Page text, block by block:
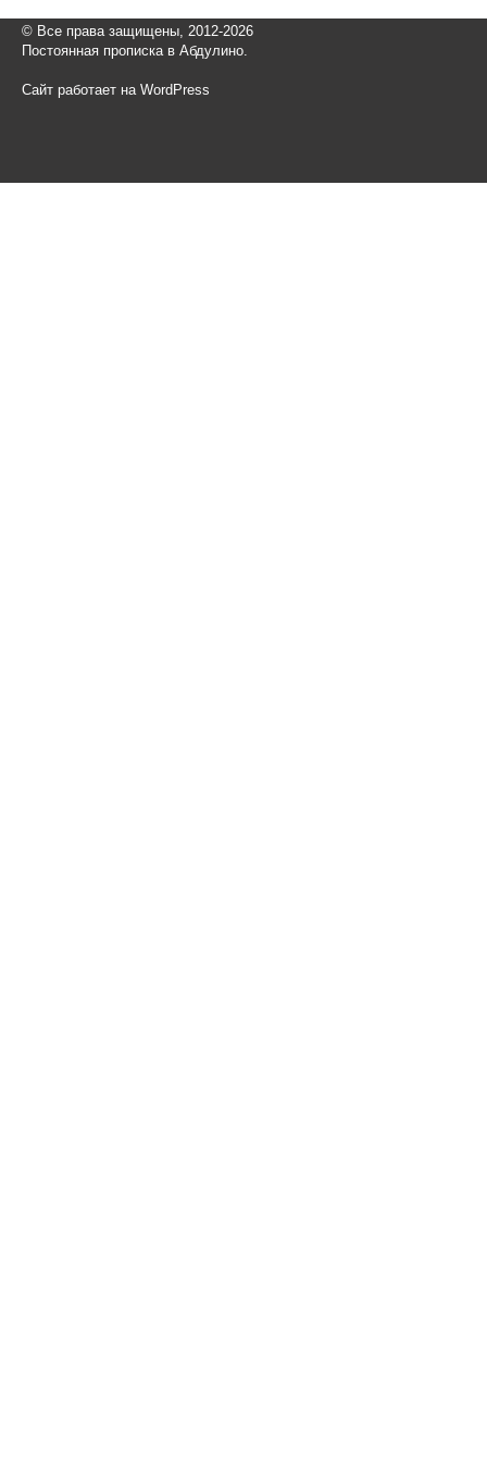
© Все права защищены, 2012-2026
Постоянная прописка в Абдулино.
Сайт работает на WordPress